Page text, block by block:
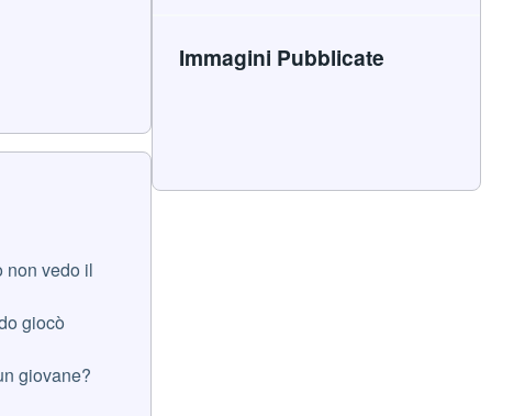
non vedo il
giocò
giovane?
Immagini Pubblicate